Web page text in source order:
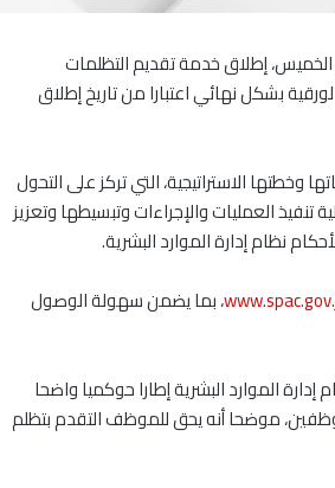
الخميس، إطلاق خدمة تقديم التظلمات
بشكل نهائي اعتبارا من تاريخ إطلاق
الاستراتيجية، التي تركز على التحول
العمليات والإجراءات وتبسيطها وتعزيز
نظام إدارة الموارد البشرية.
⁠، بما يضمن سهولة الوصول
الموارد البشرية إطارا حوكميا واضحا
موضحا أنه يحق للموظف التقدم بتظلم